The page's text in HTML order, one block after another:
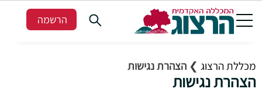
הרשמה
הצהרת נגישות
מכללת הרצוג ❯ הצהרת נגישות